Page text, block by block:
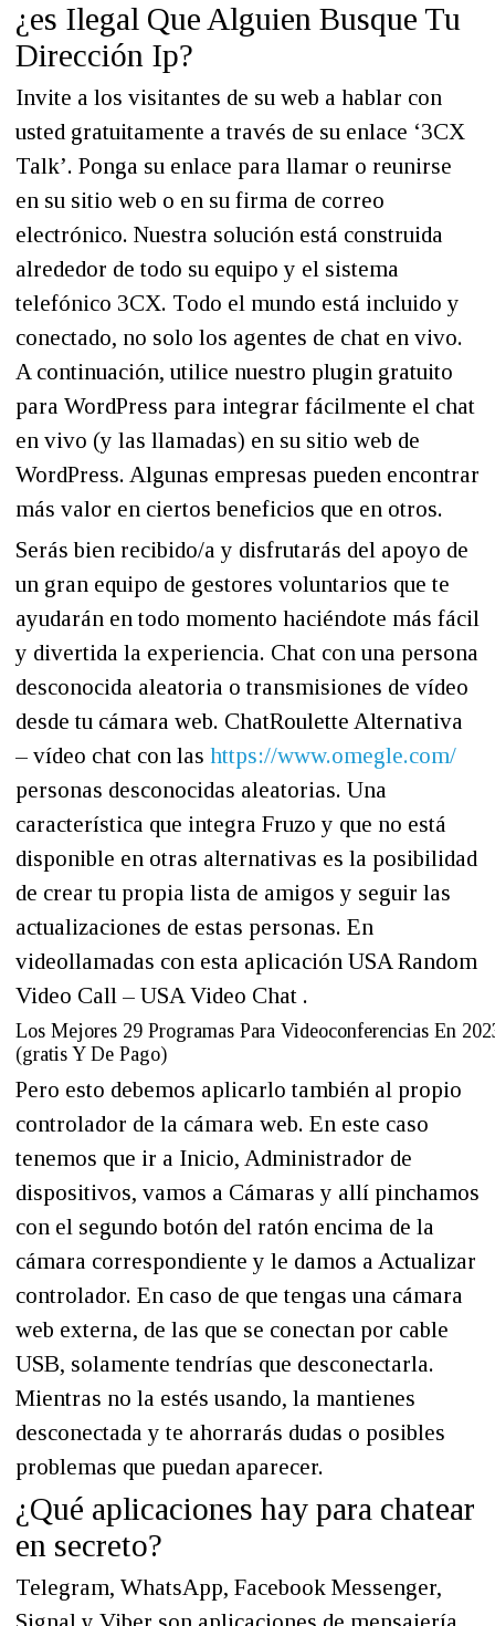
¿es Ilegal Que Alguien Busque Tu
Dirección Ip?
Invite a los visitantes de su web a hablar con
usted gratuitamente a través de su enlace ‘3CX
Talk’. Ponga su enlace para llamar o reunirse
en su sitio web o en su firma de correo
electrónico. Nuestra solución está construida
alrededor de todo su equipo y el sistema
telefónico 3CX. Todo el mundo está incluido y
conectado, no solo los agentes de chat en vivo.
A continuación, utilice nuestro plugin gratuito
para WordPress para integrar fácilmente el chat
en vivo (y las llamadas) en su sitio web de
WordPress. Algunas empresas pueden encontrar
más valor en ciertos beneficios que en otros.
Serás bien recibido/a y disfrutarás del apoyo de
un gran equipo de gestores voluntarios que te
ayudarán en todo momento haciéndote más fácil
y divertida la experiencia. Chat con una persona
desconocida aleatoria o transmisiones de vídeo
desde tu cámara web. ChatRoulette Alternativa
– vídeo chat con las https://www.omegle.com/
personas desconocidas aleatorias. Una
característica que integra Fruzo y que no está
disponible en otras alternativas es la posibilidad
de crear tu propia lista de amigos y seguir las
actualizaciones de estas personas. En
videollamadas con esta aplicación USA Random
Video Call – USA Video Chat .
Los Mejores 29 Programas Para Videoconferencias En
(gratis Y De Pago)
Pero esto debemos aplicarlo también al propio
controlador de la cámara web. En este caso
tenemos que ir a Inicio, Administrador de
dispositivos, vamos a Cámaras y allí pinchamos
con el segundo botón del ratón encima de la
cámara correspondiente y le damos a Actualizar
controlador. En caso de que tengas una cámara
web externa, de las que se conectan por cable
USB, solamente tendrías que desconectarla.
Mientras no la estés usando, la mantienes
desconectada y te ahorrarás dudas o posibles
problemas que puedan aparecer.
¿Qué aplicaciones hay para chatear
en secreto?
Telegram, WhatsApp, Facebook Messenger,